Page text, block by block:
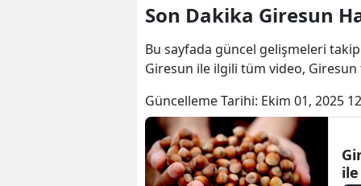
Son Dakika Giresun
Bu sayfada güncel gelişmeleri
Giresun ile ilgili tüm video,
Güncelleme Tarihi: Ekim 01, 2025